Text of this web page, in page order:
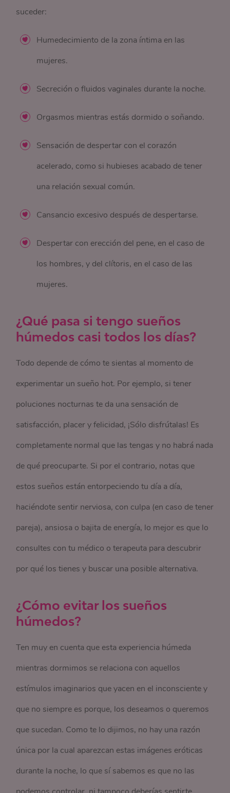
suceder:
Humedecimiento de la zona íntima en las
mujeres.
Secreción o fluidos vaginales durante la noche.
Orgasmos mientras estás dormido o soñando.
Sensación de despertar con el corazón
acelerado, como si hubieses acabado de tener
una relación sexual común.
Cansancio excesivo después de despertarse.
Despertar con erección del pene, en el caso de
los hombres, y del clítoris, en el caso de las
mujeres.
¿Qué pasa si tengo sueños
húmedos casi todos los días?
Todo depende de cómo te sientas al momento de
experimentar un sueño hot. Por ejemplo, si tener
poluciones nocturnas te da una sensación de
satisfacción, placer y felicidad, ¡Sólo disfrútalas! Es
completamente normal que las tengas y no habrá nada
de qué preocuparte. Si por el contrario, notas que
estos sueños están entorpeciendo tu día a día,
haciéndote sentir nerviosa, con culpa (en caso de tener
pareja), ansiosa o bajita de energía, lo mejor es que lo
consultes con tu médico o terapeuta para descubrir
por qué los tienes y buscar una posible alternativa.
¿Cómo evitar los sueños
húmedos?
Ten muy en cuenta que esta experiencia húmeda
mientras dormimos se relaciona con aquellos
estímulos imaginarios que yacen en el inconsciente y
que no siempre es porque, los deseamos o queremos
que sucedan. Como te lo dijimos, no hay una razón
única por la cual aparezcan estas imágenes eróticas
durante la noche, lo que sí sabemos es que no las